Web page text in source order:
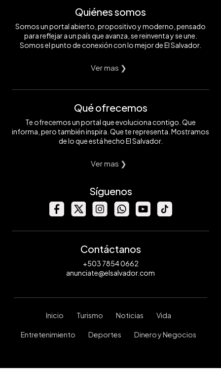
Quiénes somos
Somos un portal abierto, propositivo y moderno, pensado
para reflejar a un país que avanza, se reinventa y se une.
Somos el punto de conexión con lo mejor de El Salvador.
Ver mas ❯
Qué ofrecemos
Te ofrecemos un portal que evoluciona contigo. Que
informa, pero también inspira. Que te representa. Mostramos
de lo que está hecho El Salvador.
Ver mas ❯
Síguenos
Contáctanos
+503 7854 0662
anunciate@elsalvador.com
Inicio Turismo Noticias Vida
Entretenimiento Deportes Dinero y Negocios